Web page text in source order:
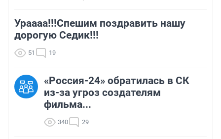
Ураааа!!!Спешим поздравить нашу
дорогую Седик!!!
51 19
«Россия-24» обратилась в СК
из-за угроз создателям
фильма...
340 29